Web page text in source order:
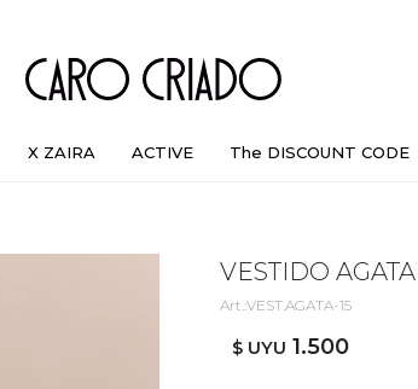
X ZAIRA ACTIVE The DISCOUNT CODE
VESTIDO
VEST.AGATA-15
$ UYU 1.500